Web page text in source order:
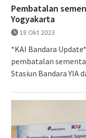
Pembatalan
Yogyakarta
18 Okt 2023
*KAI Bandara
pembatalan
Stasiun Bandara YIA